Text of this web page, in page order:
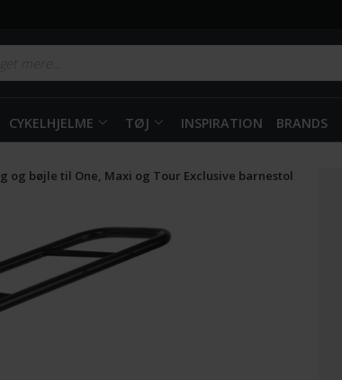
CYKELHJELME TØJ INSPIRATION BRANDS
og bøjle til One, Maxi og Tour Exclusive barnestol